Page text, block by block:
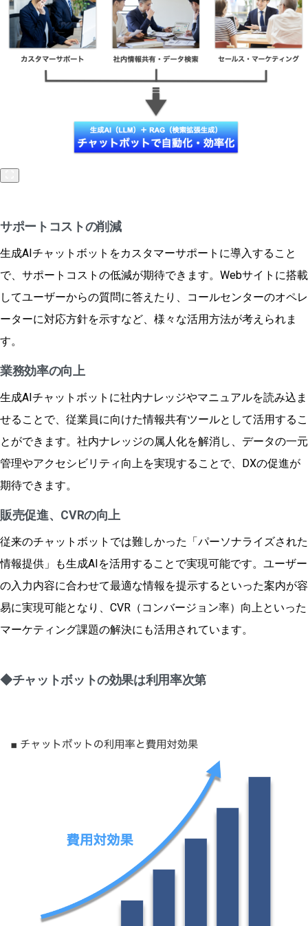
サポートコストの削減
生成AIチャットボットをカスタマーサポートに導入すること
で、サポートコストの低減が期待できます。Webサイトに搭載
してユーザーからの質問に答えたり、コールセンターのオペレ
ーターに対応方針を示すなど、様々な活用方法が考えられま
す。
業務効率の向上
生成AIチャットボットに社内ナレッジやマニュアルを読み込ま
せることで、従業員に向けた情報共有ツールとして活用するこ
とができます。社内ナレッジの属人化を解消し、データの一元
管理やアクセシビリティ向上を実現することで、DXの促進が
期待できます。
販売促進、CVRの向上
従来のチャットボットでは難しかった「パーソナライズされた
情報提供」も生成AIを活用することで実現可能です。ユーザー
の入力内容に合わせて最適な情報を提示するといった案内が容
易に実現可能となり、CVR（コンバージョン率）向上といった
マーケティング課題の解決にも活用されています。
◆チャットボットの効果は利用率次第